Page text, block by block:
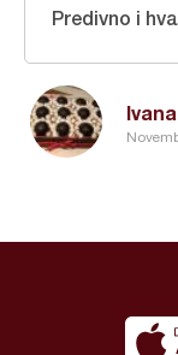
Predivno i